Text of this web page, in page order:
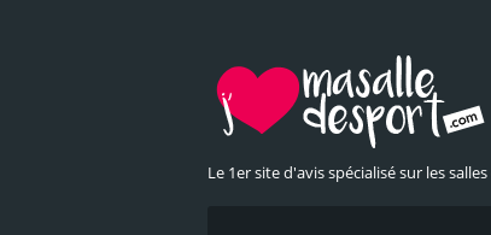
Le 1er site d'avis spécialisé sur les